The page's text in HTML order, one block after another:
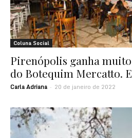
Coluna Social
Pirenópolis ganha
do Botequim Mercatto.
Carla Adriana - 20 de janeiro de 2022